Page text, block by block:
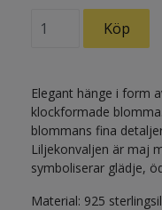
Elegant hänge i form
klockformade
blommans fina
Liljekonvaljen är maj
symboliserar glädje,
Material: 925